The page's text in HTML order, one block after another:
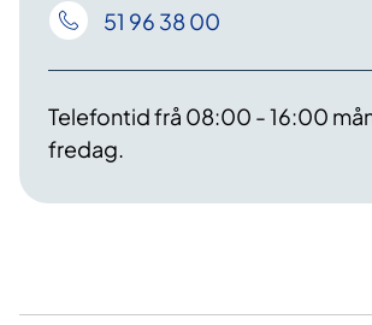
51 96 38 00
Telefontid frå 08:00 - 16:00
fredag.